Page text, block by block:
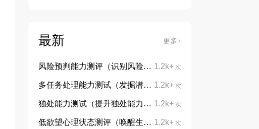
最新 更多>
1.2k+ 次
风险预判能力测评（识别风险，防患未然）
1.2k+ 次
多任务处理能力测试（发掘潜能，告别手忙脚乱）
1.2k+ 次
独处能力测试（提升独处能力，学会与自己对话）
1.2k+ 次
低欲望心理状态测评（唤醒生活热忱，重拾向上力量）